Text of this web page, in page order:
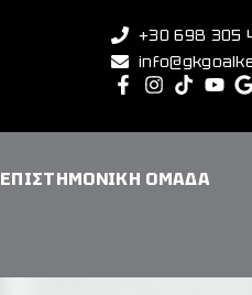
+30 698 305
ΕΠΙΣΤΗΜΟΝΙΚΗ ΟΜΑΔΑ